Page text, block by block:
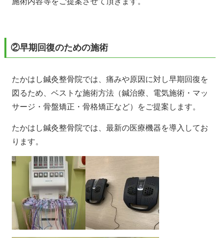
②早期回復のための施術
たかはし鍼灸整骨院では、痛みや原因に対し早期回復を
図るため、ベストな施術方法（鍼治療、電気施術・マッ
サージ・骨盤矯正・骨格矯正など）をご提案します。
たかはし鍼灸整骨院では、最新の医療機器を導入してお
ります。